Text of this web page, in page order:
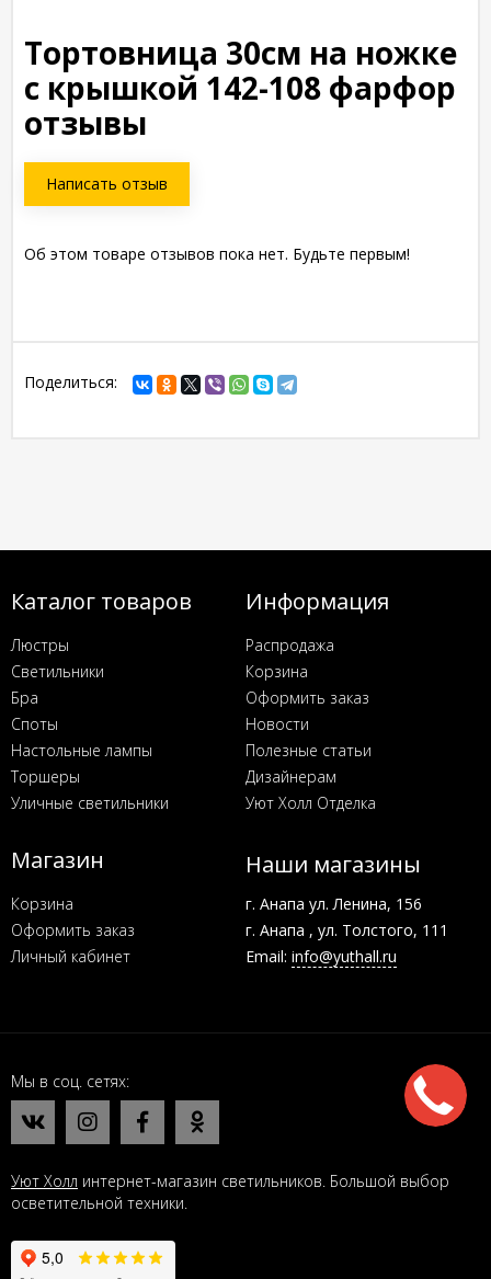
Тортовница 30см на ножке
с крышкой 142-108 фарфор
отзывы
Написать отзыв
Об этом товаре отзывов пока нет. Будьте первым!
Поделиться:
Каталог товаров
Люстры
Светильники
Бра
Споты
Настольные лампы
Торшеры
Уличные светильники
Информация
Распродажа
Корзина
Оформить заказ
Новости
Полезные статьи
Дизайнерам
Уют Холл Отделка
Магазин
Корзина
Оформить заказ
Личный кабинет
Наши магазины
г. Анапа ул. Ленина, 156
г. Анапа , ул. Толстого, 111
Email: info@yuthall.ru
Мы в соц. сетях
Уют Холл интернет-магазин светильников. Большой выбор
осветительной техники.